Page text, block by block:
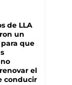
de LLA
un
que
el
conducir